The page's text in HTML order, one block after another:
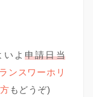
いよ申請日当
ンスワーホリ
もどうぞ)